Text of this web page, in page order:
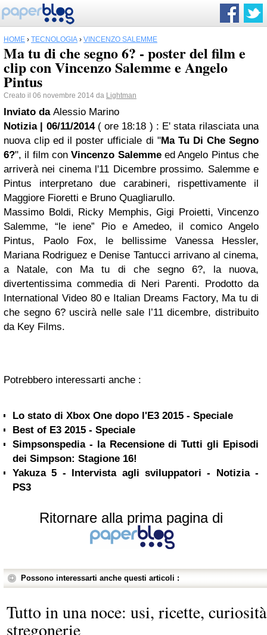
HOME › TECNOLOGIA › VINCENZO SALEMME
Ma tu di che segno 6? - poster del film e
clip con Vincenzo Salemme e Angelo
Pintus
Creato il 06 novembre 2014 da Lightman
Inviato da Alessio Marino
Notizia | 06/11/2014 ( ore 18:18 ) : E' stata rilasciata una
nuova clip ed il poster ufficiale di "Ma Tu Di Che Segno
6?", il film conVincenzo Salemmeed Angelo Pintus che
arriverà nei cinema l'11 Dicembre prossimo. Salemme e
Pintus interpretano due carabineri, rispettivamente il
Maggiore Fioretti e Bruno Quagliarullo.
Massimo Boldi, Ricky Memphis, Gigi Proietti, Vincenzo
Salemme, “le iene” Pio e Amedeo, il comico Angelo
Pintus, Paolo Fox, le bellissime Vanessa Hessler,
Mariana Rodriguez e Denise Tantucci arrivano al cinema,
a Natale, con Ma tu di che segno 6?, la nuova,
divertentissima commedia di Neri Parenti. Prodotto da
International Video 80 e Italian Dreams Factory, Ma tu di
che segno 6? uscirà nelle sale l’11 dicembre, distribuito
da Key Films.
Potrebbero interessarti anche :
Lo stato di Xbox One dopo l'E3 2015 - Speciale
Best of E3 2015 - Speciale
Simpsonspedia - la Recensione di Tutti gli Episodi
dei Simpson: Stagione 16!
Yakuza 5 - Intervista agli sviluppatori - Notizia -
PS3
Ritornare alla prima pagina di
Possono interessarti anche questi articoli :
Tutto in una noce: usi, ricette,
stregonerie